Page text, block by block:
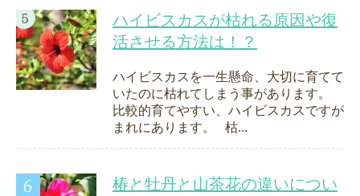
ハイビスカスが枯れる原因や復
活させる方法は！？
ハイビスカスを一生懸命、大切に育てて
いたのに枯れてしまう事があります。
比較的育てやすい、ハイビスカスですが
まれにあります。 枯...
椿と牡丹と山茶花の違いについ